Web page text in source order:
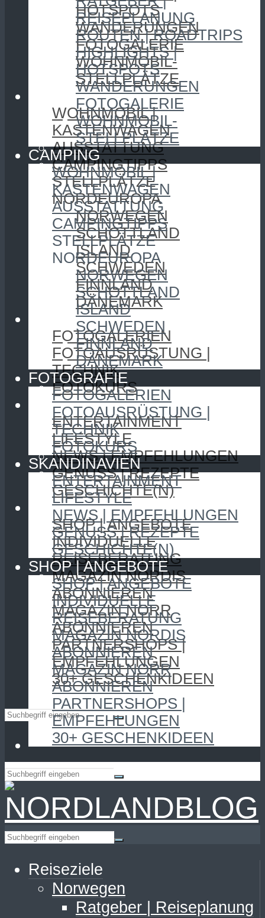
HOTSPOTS
WANDERUNGEN
FOTOGALERIE
WOHNMOBIL-
STELLPLÄTZE
CAMPING
WOHNMOBIL |
KASTENWAGEN
AUSSTATTUNG
CAMPINGTIPPS
STELLPLÄTZE
NORDEUROPA
NORWEGEN
SCHOTTLAND
ISLAND
SCHWEDEN
FINNLAND
DÄNEMARK
FOTOGRAFIE
FOTOGALERIEN
FOTOAUSRÜSTUNG |
TECHNIK
FOTOKURS
SKANDINAVIEN
ENTERTAINMENT
LIFESTYLE
NEWS | EMPFEHLUNGEN
GENUSS | REZEPTE
GESCHICHTE(N)
SHOP | ANGEBOTE
SHOP | ANGEBOTE
INDIVIDUELLE
REISEBERATUNG
MAGAZIN NORDIS
ABONNIEREN
MAGAZIN NORR
ABONNIEREN
PARTNERSHOPS |
EMPFEHLUNGEN
30+ GESCHENKIDEEN
REISEPLANUNG
ROUTEN | ROADTRIPS
HIGHLIGHTS |
HOTSPOTS
WANDERUNGEN
FOTOGALERIE
WOHNMOBIL-
STELLPLÄTZE
CAMPING
WOHNMOBIL |
KASTENWAGEN
AUSSTATTUNG
CAMPINGTIPPS
STELLPLÄTZE
NORDEUROPA
NORWEGEN
SCHOTTLAND
ISLAND
SCHWEDEN
FINNLAND
DÄNEMARK
FOTOGRAFIE
FOTOGALERIEN
FOTOAUSRÜSTUNG |
TECHNIK
FOTOKURS
SKANDINAVIEN
ENTERTAINMENT
LIFESTYLE
NEWS | EMPFEHLUNGEN
GENUSS | REZEPTE
GESCHICHTE(N)
SHOP | ANGEBOTE
SHOP | ANGEBOTE
INDIVIDUELLE
REISEBERATUNG
MAGAZIN NORDIS
ABONNIEREN
MAGAZIN NORR
ABONNIEREN
PARTNERSHOPS |
EMPFEHLUNGEN
30+ GESCHENKIDEEN
Reiseziele
Norwegen
Ratgeber | Reiseplanung